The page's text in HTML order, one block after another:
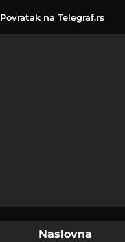
Povratak na Telegraf.rs
Naslovna